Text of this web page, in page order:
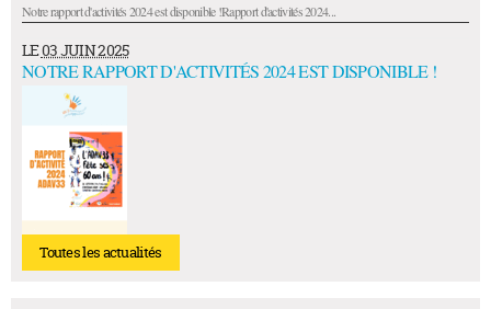
Notre rapport d'activités 2024 est disponible !Rapport d'activités 2024...
LE03 JUIN 2025
NOTRE RAPPORT D'ACTIVITÉS 2024 EST DISPONIBLE !
Toutes les actualités